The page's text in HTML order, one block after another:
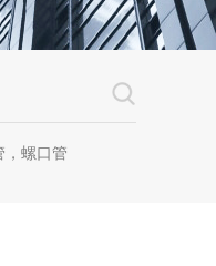
，螺口管